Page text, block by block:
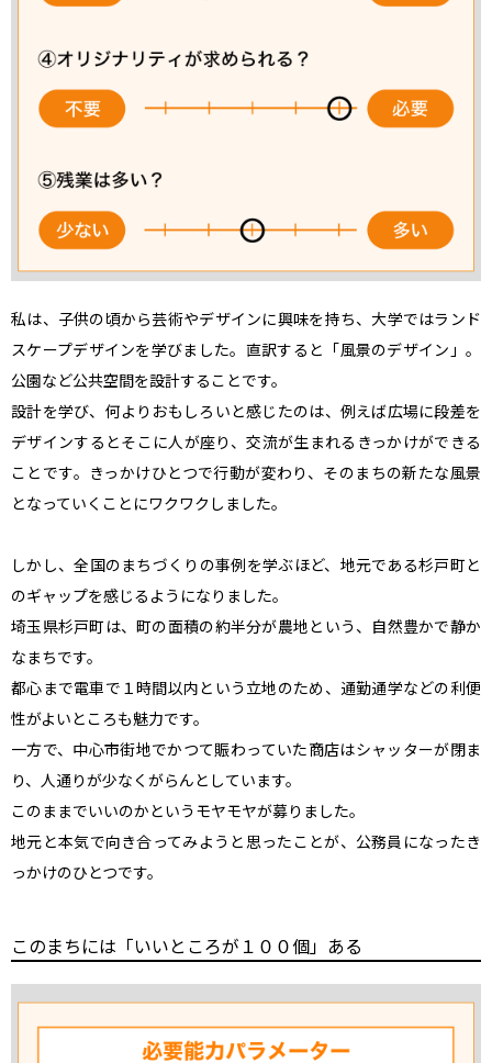
私は、子供の頃から芸術やデザインに興味を持ち、大学ではランド
スケープデザインを学びました。直訳すると「風景のデザイン」。
公園など公共空間を設計することです。
設計を学び、何よりおもしろいと感じたのは、例えば広場に段差を
デザインするとそこに人が座り、交流が生まれるきっかけができる
ことです。きっかけひとつで行動が変わり、そのまちの新たな風景
となっていくことにワクワクしました。
しかし、全国のまちづくりの事例を学ぶほど、地元である杉戸町と
のギャップを感じるようになりました。
埼玉県杉戸町は、町の面積の約半分が農地という、自然豊かで静か
なまちです。
都心まで電車で１時間以内という立地のため、通勤通学などの利便
性がよいところも魅力です。
一方で、中心市街地でかつて賑わっていた商店はシャッターが閉ま
り、人通りが少なくがらんとしています。
このままでいいのかというモヤモヤが募りました。
地元と本気で向き合ってみようと思ったことが、公務員になったき
っかけのひとつです。
このまちには「いいところが１００個」ある